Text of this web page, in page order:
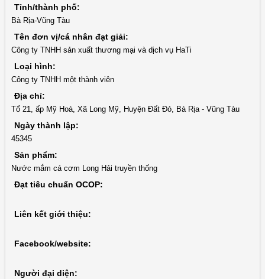
Tỉnh/thành phố:
Bà Rịa-Vũng Tàu
Tên đơn vị/cá nhân đạt giải:
Công ty TNHH sản xuất thương mại và dịch vụ HaTi
Loại hình:
Công ty TNHH một thành viên
Địa chỉ:
Tổ 21, ấp Mỹ Hoà, Xã Long Mỹ, Huyện Đất Đỏ, Bà Rịa - Vũng Tàu
Ngày thành lập:
45345
Sản phẩm:
Nước mắm cá cơm Long Hải truyền thống
Đạt tiêu chuẩn OCOP:
Liên kết giới thiệu:
Facebook/website:
Người đại diện: